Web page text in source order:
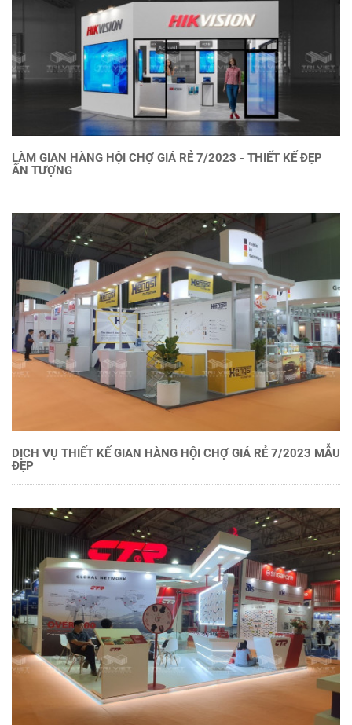
LÀM GIAN HÀNG HỘI CHỢ GIÁ RẺ 7/2023 - THIẾT KẾ ĐẸP
ẤN TƯỢNG
DỊCH VỤ THIẾT KẾ GIAN HÀNG HỘI CHỢ GIÁ RẺ 7/2023 MẪU
ĐẸP